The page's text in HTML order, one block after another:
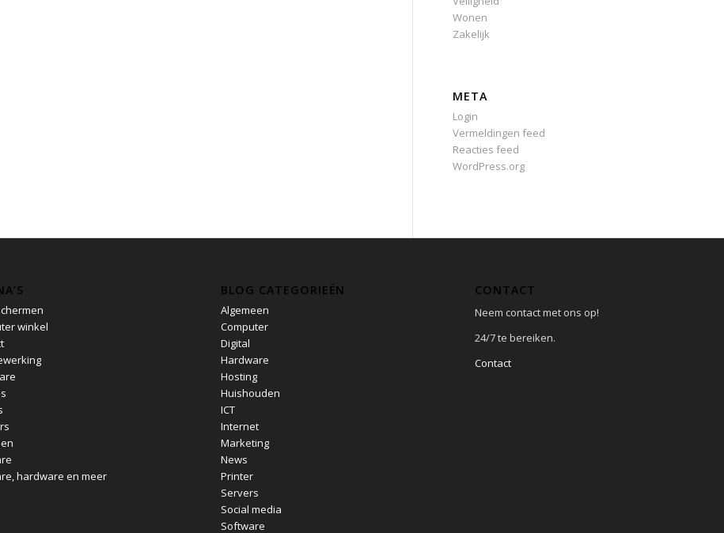
Wonen
Zakelijk
META
Login
Vermeldingen feed
Reacties feed
WordPress.org
winkel
hardware en meer
BLOG CATEGORIEËN
Algemeen
Computer
Digital
Hardware
Hosting
Huishouden
ICT
Internet
Marketing
News
Printer
Servers
Social media
Software
CONTACT
Neem contact met ons op!
24/7 te bereiken.
Contact